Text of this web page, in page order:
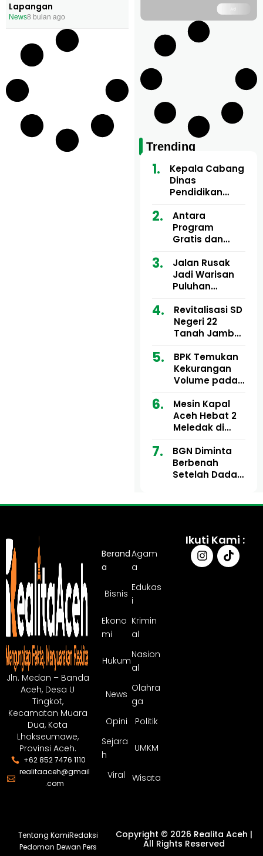
Lapangan
News8 bulan ago
Trending
Kepala Cabang
Dinas
Pendidikan
Utara Buka
Pelatihan Deep
Learning serta
Artifisial bagi
Guru
Matematika
Antara
Program
Gratis dan
Motor Imum
Gampong, Uji
Nyali APH
Bermain di
Balik Rp250
Ribu
Jalan Rusak
Jadi Warisan
Puluhan
dan Tgk
Muharuddin
Kini Didesak
Revitalisasi SD
Negeri 22
Tanah Jambo
Miliar Tuai
Sorotan, Publik
Pertanyakan
Anggaran
BPK Temukan
Kekurangan
Volume pada
Aceh Utara
Tahun 2024,
Pengembalian
Sepenuhnya
Tuntas
Mesin Kapal
Aceh Hebat 2
Meledak di
Ulee Lheue, 14
Orang Derita
Luka Bakar
BGN Diminta
Berbenah
Setelah Dadan
Jln. Medan – Banda
Aceh, Desa U
Tingkot,
Kecamatan Muara
Dua, Kota
Lhokseumawe,
Provinsi Aceh.
+62 852 7476 1110
realitaaceh@gmail
.com
Berand
a
Agam
a
Bisnis
Edukas
i
Ekono
mi
Krimin
al
Hukum
Nasion
al
News
Olahra
ga
Opini
Politik
Sejara
h
UMKM
Viral Wisata
Ikuti Kami :
Tentang KamiRedaksi
Pedoman Dewan Pers
Copyright © 2026 Realita Aceh |
All Rights Reserved